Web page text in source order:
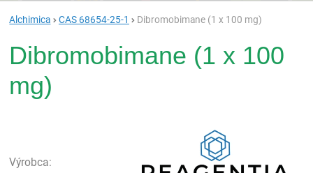
Alchimica CAS 68654-25-1 Dibromobimane (1 x 100 mg)
Dibromobimane (1 x 100
mg)
Výrobca: